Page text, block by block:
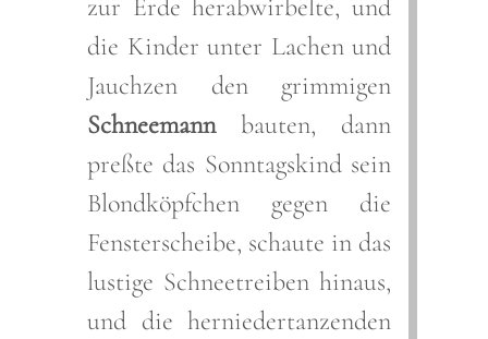
zur Erde herabwirbelte, und
die Kinder unter Lachen und
Jauchzen den grimmigen
Schneemannbauten, dann
preßte das Sonntagskind sein
Blondköpfchen gegen die
Fensterscheibe, schaute in das
lustige Schneetreiben hinaus,
und die herniedertanzenden